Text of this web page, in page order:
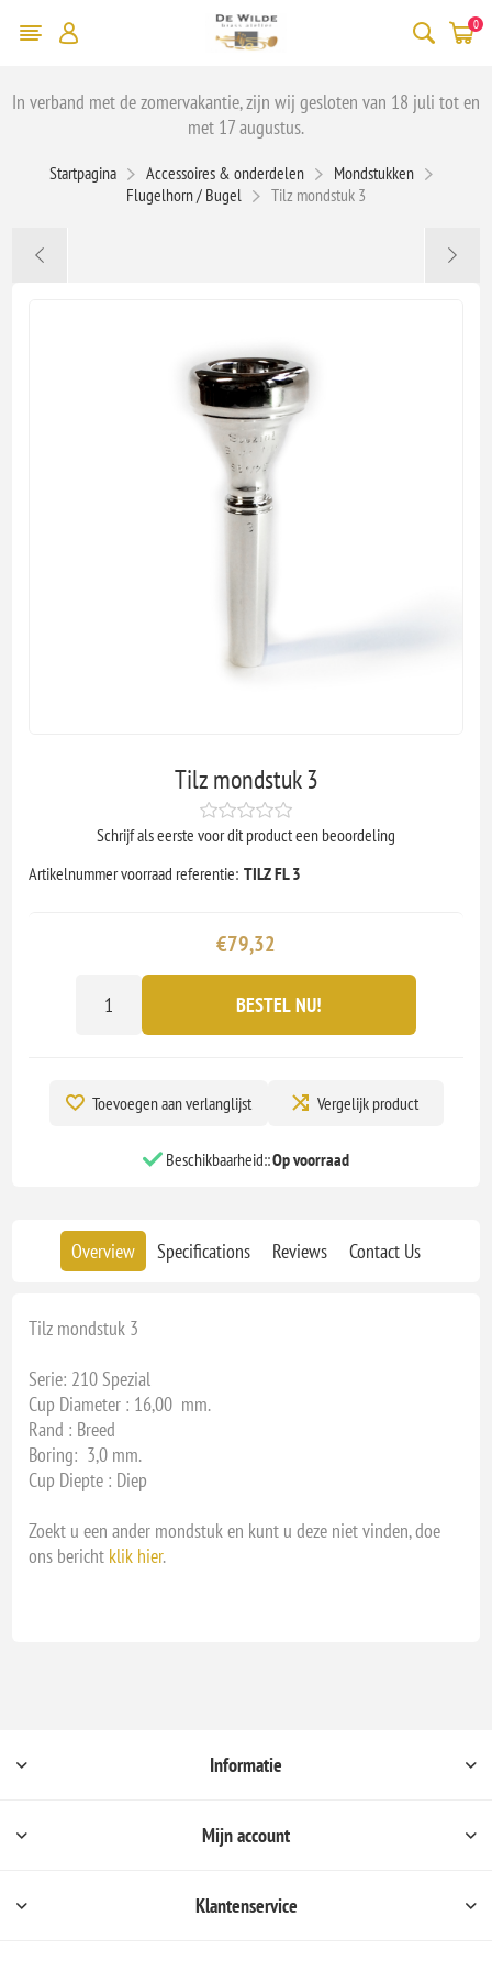
0
In verband met de zomervakantie, zijn wij gesloten van 18 juli tot en
met 17 augustus.
Startpagina Accessoires & onderdelen
Mondstukken
Flugelhorn / Bugel
Tilz mondstuk 3
Tilz mondstuk 3
Schrijf als eerste voor dit product een beoordeling
Artikelnummer voorraad referentie: TILZ FL 3
€79,32
BESTEL NU!
Toevoegen aan verlanglijst Vergelijk product
Beschikbaarheid::Op voorraad
Overview Specifications Reviews Contact Us
Tilz mondstuk 3
Serie: 210 Spezial
Cup Diameter : 16,00 mm.
Rand : Breed
Boring: 3,0 mm.
Cup Diepte : Diep
Zoekt u een ander mondstuk en kunt u deze niet vinden, doe
ons bericht klik hier.
Informatie
Mijn account
Klantenservice